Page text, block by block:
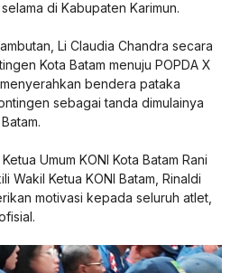
di Kabupaten Karimun.
Li Claudia Chandra secara
Kota Batam menuju POPDA X
bendera pataka
sebagai tanda dimulainya
Umum KONI Kota Batam Rani
Wakil Ketua KONI Batam, Rinaldi
motivasi kepada seluruh atlet,